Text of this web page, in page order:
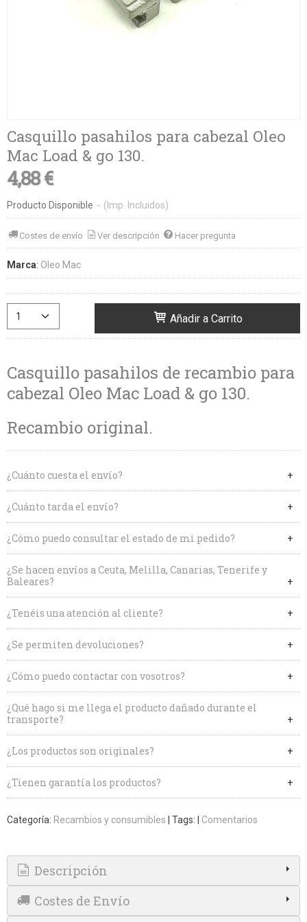
Casquillo pasahilos para cabezal Oleo
Mac Load & go 130.
4,88 €
Producto Disponible - (Imp. Incluidos)
Costes de envío Ver descripción Hacer pregunta
Marca: Oleo Mac
Añadir a Carrito
Casquillo pasahilos de recambio para
cabezal Oleo Mac Load & go 130.
Recambio original.
¿Cuánto cuesta el envío?
¿Cuánto tarda el envío?
¿Cómo puedo consultar el estado de mi pedido?
¿Se hacen envíos a Ceuta, Melilla, Canarias, Tenerife y
Baleares?
¿Tenéis una atención al cliente?
¿Se permiten devoluciones?
¿Cómo puedo contactar con vosotros?
¿Qué hago si me llega el producto dañado durante el
transporte?
¿Los productos son originales?
¿Tienen garantía los productos?
Categoría: Recambios y consumibles Tags: Comentarios
Descripción
Costes de Envío